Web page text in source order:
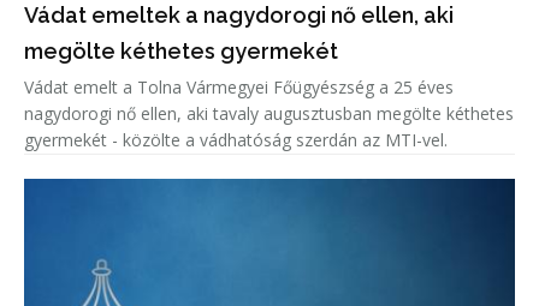
Vádat emeltek a nagydorogi nő ellen, aki
megölte kéthetes gyermekét
Vádat emelt a Tolna Vármegyei Főügyészség a 25 éves
nagydorogi nő ellen, aki tavaly augusztusban megölte kéthetes
gyermekét - közölte a vádhatóság szerdán az MTI-vel.